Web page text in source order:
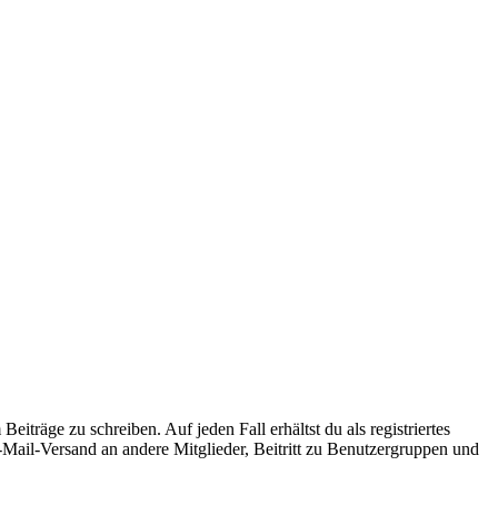
zu schreiben. Auf jeden Fall erhältst du als registriertes
Versand an andere Mitglieder, Beitritt zu Benutzergruppen und